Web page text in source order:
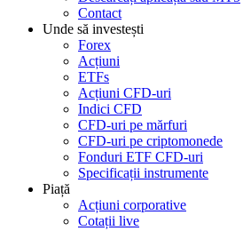
Contact
Unde să investești
Forex
Acțiuni
ETFs
Acțiuni CFD-uri
Indici CFD
CFD-uri pe mărfuri
CFD-uri pe criptomonede
Fonduri ETF CFD-uri
Specificații instrumente
Piață
Acțiuni corporative
Cotații live